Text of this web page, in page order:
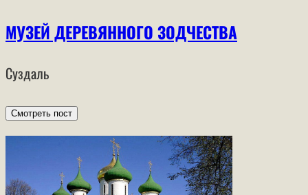
МУЗЕЙ ДЕРЕВЯННОГО ЗОДЧЕСТВА
Суздаль
Смотреть пост